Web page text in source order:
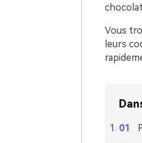
Vous
leurs